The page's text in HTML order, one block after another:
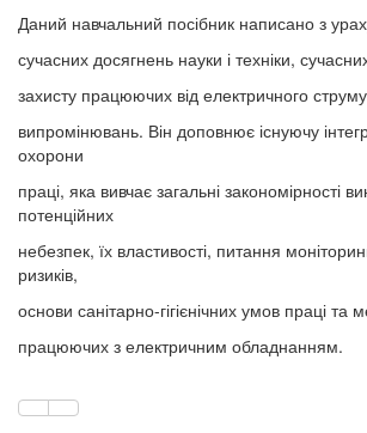
Даний навчальний посібник написано з
сучасних досягнень науки і техніки,
захисту працюючих від електричного
випромінювань. Він доповнює існуючу
охорони
праці, яка вивчає загальні закономірності
потенційних
небезпек, їх властивості, питання
ризиків,
основи санітарно-гігієнічних умов праці та
працюючих з електричним обладнанням.